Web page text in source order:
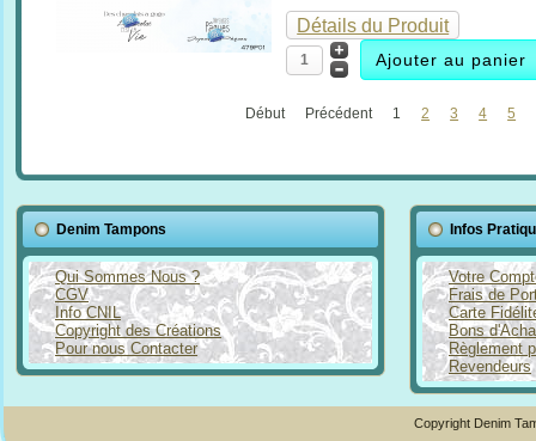
Détails du Produit
Début Précédent 1 2 3 4 5
Denim Tampons
Qui Sommes Nous ?
CGV
Info CNIL
Copyright des Créations
Pour nous Contacter
Infos
Votre
Frais de
Carte
Bons
Règlement
Revendeurs
Copyright Denim